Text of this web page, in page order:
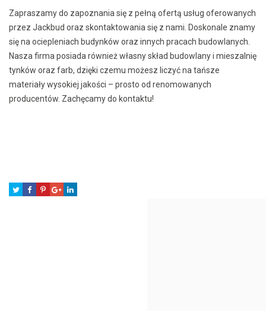
Zapraszamy do zapoznania się z pełną ofertą usług oferowanych
przez Jackbud oraz skontaktowania się z nami. Doskonale znamy
się na ociepleniach budynków oraz innych pracach budowlanych.
Nasza firma posiada również własny skład budowlany i mieszalnię
tynków oraz farb, dzięki czemu możesz liczyć na tańsze
materiały wysokiej jakości – prosto od renomowanych
producentów. Zachęcamy do kontaktu!